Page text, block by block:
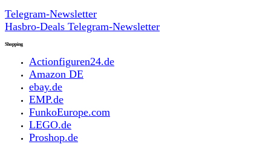
Telegram-Newsletter
Hasbro-Deals Telegram-Newsletter
Shopping
Actionfiguren24.de
Amazon DE
ebay.de
EMP.de
FunkoEurope.com
LEGO.de
Proshop.de